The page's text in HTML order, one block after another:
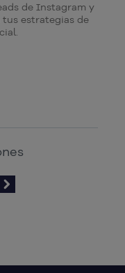
de Instagram y
estrategias de